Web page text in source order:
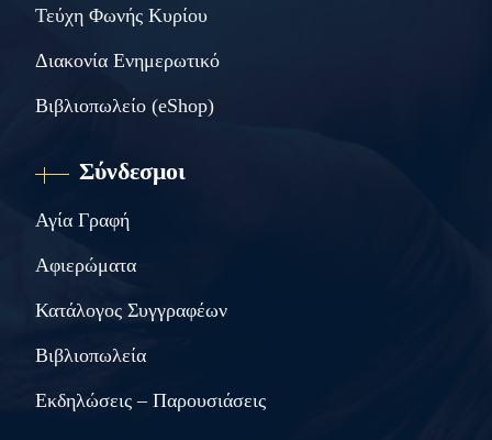
Τεύχη Φωνής Κυρίου
Διακονία Ενημερωτικό
Βιβλιοπωλείο (eShop)
Σύνδεσμοι
Αγία Γραφή
Αφιερώματα
Κατάλογος Συγγραφέων
Βιβλιοπωλεία
Εκδηλώσεις – Παρουσιάσεις